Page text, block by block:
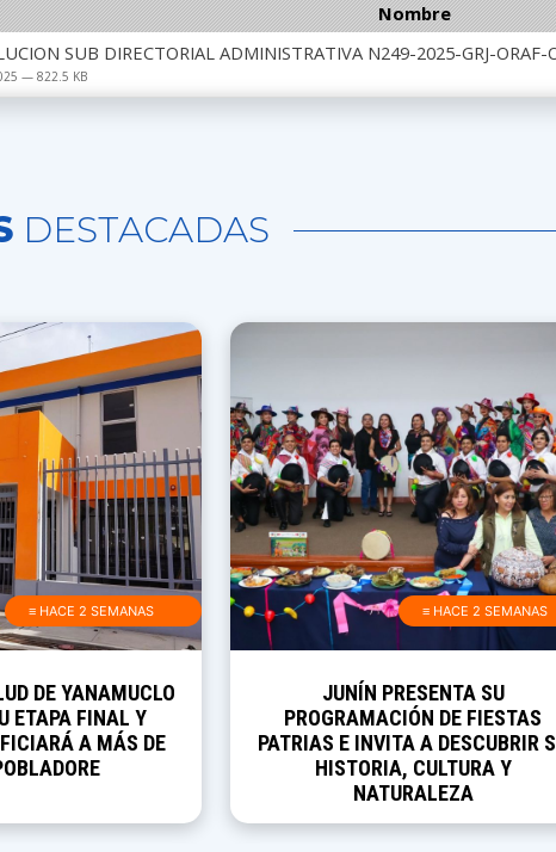
Nombre
SUB DIRECTORIAL ADMINISTRATIVA N249-2025-GRJ-ORAF-
— 822.5 KB
DESTACADAS
≡ HACE 2 SEMANAS
DE YANAMUCLO
ETAPA FINAL Y
A MÁS DE
≡ HACE 2 SEMANAS
JUNÍN PRESENTA SU
PROGRAMACIÓN DE FIESTAS
PATRIAS E INVITA A DESCUBRIR
HISTORIA, CULTURA Y
NATURALEZA